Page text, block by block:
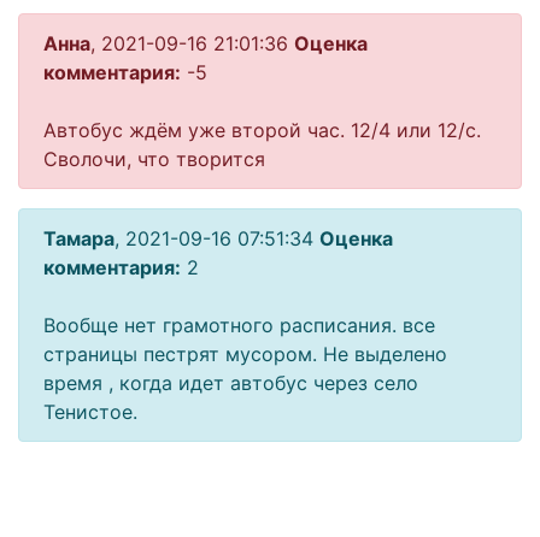
Анна, 2021-09-16 21:01:36 Оценка
комментария: -5
Автобус ждём уже второй час. 12/4 или 12/с.
Сволочи, что творится
Тамара, 2021-09-16 07:51:34 Оценка
комментария: 2
Вообще нет грамотного расписания. все
страницы пестрят мусором. Не выделено
время , когда идет автобус через село
Тенистое.